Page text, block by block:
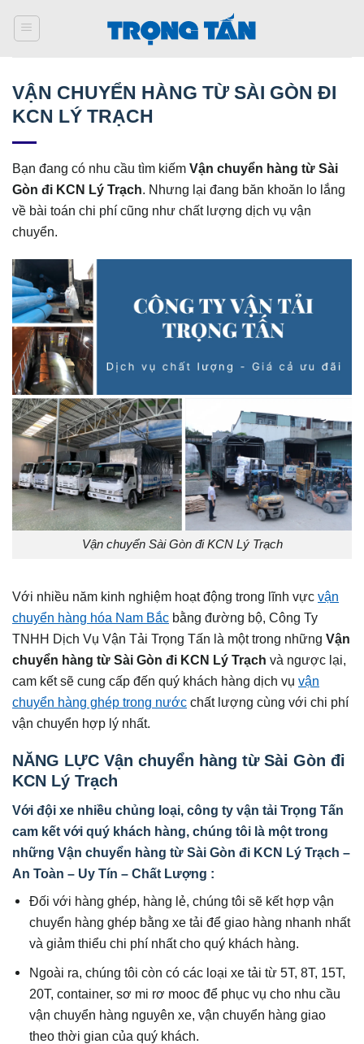
qua
VẬN CHUYỂN HÀNG TỪ SÀI GÒN ĐI
KCN LÝ TRẠCH
Bạn đang có nhu cầu tìm kiếm Vận chuyển hàng từ Sài
Gòn đi KCN Lý Trạch. Nhưng lại đang băn khoăn lo lắng
về bài toán chi phí cũng như chất lượng dịch vụ vận
chuyển.
Vận chuyển Sài Gòn đi KCN Lý Trạch
Với nhiều năm kinh nghiệm hoạt động trong lĩnh vực vận
chuyển hàng hóa Nam Bắc bằng đường bộ, Công Ty
TNHH Dịch Vụ Vận Tải Trọng Tấn là một trong những Vận
chuyển hàng từ Sài Gòn đi KCN Lý Trạch và ngược lại,
cam kết sẽ cung cấp đến quý khách hàng dịch vụ vận
chuyển hàng ghép trong nước chất lượng cùng với chi phí
vận chuyển hợp lý nhất.
NĂNG LỰC Vận chuyển hàng từ Sài Gòn đi
KCN Lý Trạch
Với đội xe nhiều chủng loại, công ty vận tải Trọng Tấn
cam kết với quý khách hàng, chúng tôi là một trong
những Vận chuyển hàng từ Sài Gòn đi KCN Lý Trạch –
An Toàn – Uy Tín – Chất Lượng :
Đối với hàng ghép, hàng lẻ, chúng tôi sẽ kết hợp vận
chuyển hàng ghép bằng xe tải để giao hàng nhanh nhất
và giảm thiểu chi phí nhất cho quý khách hàng.
Ngoài ra, chúng tôi còn có các loại xe tải từ 5T, 8T, 15T,
20T, container, sơ mi rơ mooc để phục vụ cho nhu cầu
vận chuyển hàng nguyên xe, vận chuyển hàng giao
theo thời gian của quý khách.